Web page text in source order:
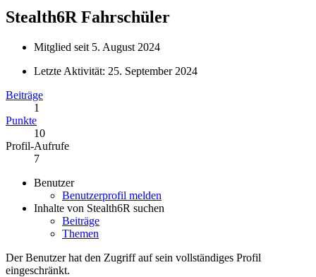
Stealth6R Fahrschüler
Mitglied seit 5. August 2024
Letzte Aktivität: 25. September 2024
Beiträge
1
Punkte
10
Profil-Aufrufe
7
Benutzer
Benutzerprofil melden
Inhalte von Stealth6R suchen
Beiträge
Themen
Der Benutzer hat den Zugriff auf sein vollständiges Profil
eingeschränkt.